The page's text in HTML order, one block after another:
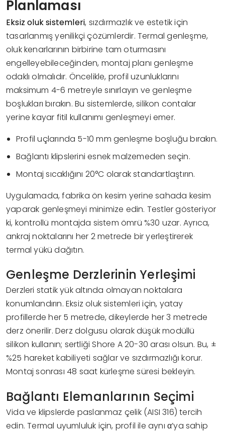
Planlaması
Eksiz oluk sistemleri, sızdırmazlık ve estetik için
tasarlanmış yenilikçi çözümlerdir. Termal genleşme,
oluk kenarlarının birbirine tam oturmasını
engelleyebileceğinden, montaj planı genleşme
odaklı olmalıdır. Öncelikle, profil uzunluklarını
maksimum 4-6 metreyle sınırlayın ve genleşme
boşlukları bırakın. Bu sistemlerde, silikon contalar
yerine kayar fitil kullanımı genleşmeyi emer.
Profil uçlarında 5-10 mm genleşme boşluğu bırakın.
Bağlantı klipslerini esnek malzemeden seçin.
Montaj sıcaklığını 20°C olarak standartlaştırın.
Uygulamada, fabrika ön kesim yerine sahada kesim
yaparak genleşmeyi minimize edin. Testler gösteriyor
ki, kontrollü montajda sistem ömrü %30 uzar. Ayrıca,
ankraj noktalarını her 2 metrede bir yerleştirerek
termal yükü dağıtın.
Genleşme Derzlerinin Yerleşimi
Derzleri statik yük altında olmayan noktalara
konumlandırın. Eksiz oluk sistemleri için, yatay
profillerde her 5 metrede, dikeylerde her 3 metrede
derz önerilir. Derz dolgusu olarak düşük modüllü
silikon kullanın; sertliği Shore A 20-30 arası olsun. Bu, ±
%25 hareket kabiliyeti sağlar ve sızdırmazlığı korur.
Montaj sonrası 48 saat kürleşme süresi bekleyin.
Bağlantı Elemanlarının Seçimi
Vida ve klipslerde paslanmaz çelik (AISI 316) tercih
edin. Termal uyumluluk için, profil ile aynı α’ya sahip